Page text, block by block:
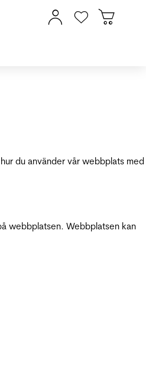
du använder vår webbplats med
webbplatsen. Webbplatsen kan